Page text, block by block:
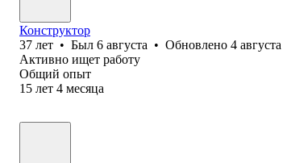
Конструктор
37 лет • Был 6 августа • Обновлено 4 августа
Активно ищет работу
Общий опыт
15 лет 4 месяца